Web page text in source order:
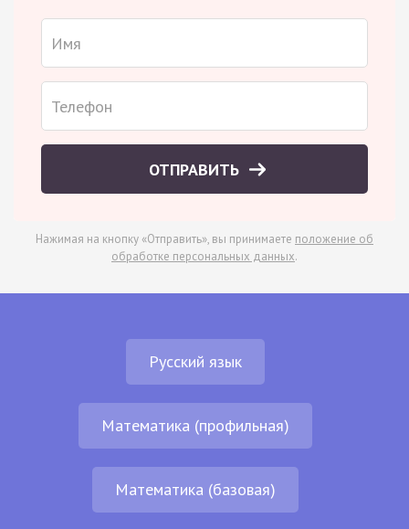
ОТПРАВИТЬ
Нажимая на кнопку «Отправить», вы принимаете положение об
обработке персональных данных.
Русский язык
Математика (профильная)
Математика (базовая)